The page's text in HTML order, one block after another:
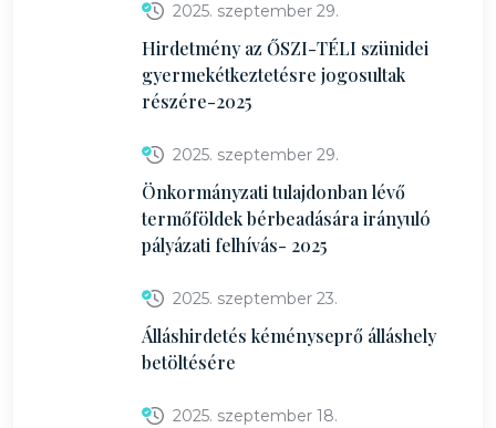
2025. szeptember 29.
Hirdetmény az ŐSZI-TÉLI szünidei
gyermekétkeztetésre jogosultak
részére-2025
2025. szeptember 29.
Önkormányzati tulajdonban lévő
termőföldek bérbeadására irányuló
pályázati felhívás- 2025
2025. szeptember 23.
Álláshirdetés kéményseprő álláshely
betöltésére
2025. szeptember 18.